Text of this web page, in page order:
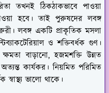
তখনই ঠিকঠাকভাবে পাওয়া
হবে। তাই পুরুষদের লবঙ্গ
লবঙ্গ একটি প্রাকৃতিক মসলা
ও শক্তিবর্ধক গুণ।
বাড়ানো, হজমশক্তি উন্নত
কার্যকর। নিয়মিত পরিমিত
স্বাস্থ্য ভালো থাকে।